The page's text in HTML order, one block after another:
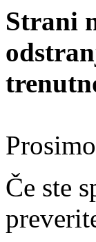
Strani
Če ste